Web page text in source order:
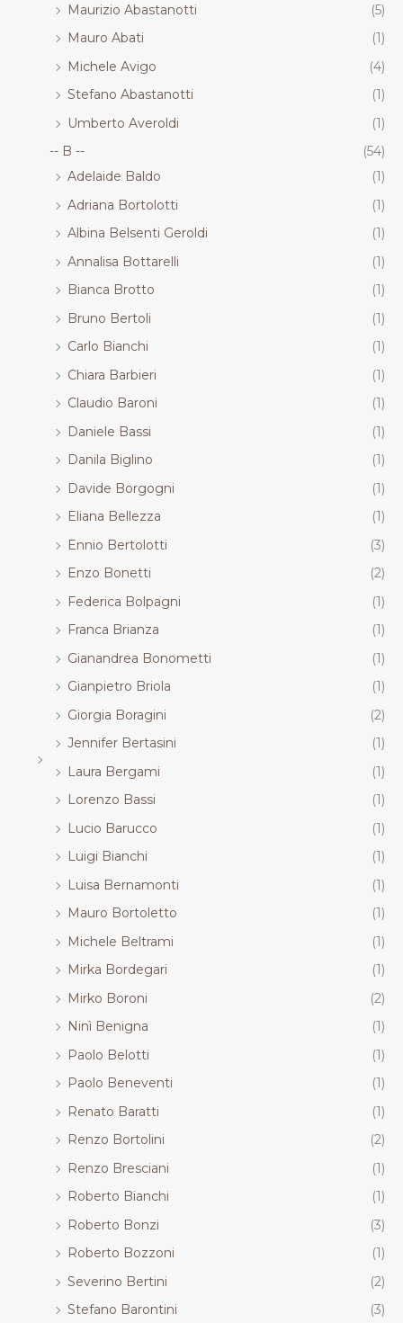
Maurizio Abastanotti
(5)
Mauro Abati
(1)
Michele Avigo
(4)
Stefano Abastanotti
(1)
Umberto Averoldi
(1)
-- B --
(54)
Adelaide Baldo
(1)
Adriana Bortolotti
(1)
Albina Belsenti Geroldi
(1)
Annalisa Bottarelli
(1)
Bianca Brotto
(1)
Bruno Bertoli
(1)
Carlo Bianchi
(1)
Chiara Barbieri
(1)
Claudio Baroni
(1)
Daniele Bassi
(1)
Danila Biglino
(1)
Davide Borgogni
(1)
Eliana Bellezza
(1)
Ennio Bertolotti
(3)
Enzo Bonetti
(2)
Federica Bolpagni
(1)
Franca Brianza
(1)
Gianandrea Bonometti
(1)
Gianpietro Briola
(1)
Giorgia Boragini
(2)
Jennifer Bertasini
(1)
Laura Bergami
(1)
Lorenzo Bassi
(1)
Lucio Barucco
(1)
Luigi Bianchi
(1)
Luisa Bernamonti
(1)
Mauro Bortoletto
(1)
Michele Beltrami
(1)
Mirka Bordegari
(1)
Mirko Boroni
(2)
Ninì Benigna
(1)
Paolo Belotti
(1)
Paolo Beneventi
(1)
Renato Baratti
(1)
Renzo Bortolini
(2)
Renzo Bresciani
(1)
Roberto Bianchi
(1)
Roberto Bonzi
(3)
Roberto Bozzoni
(1)
Severino Bertini
(2)
Stefano Barontini
(3)